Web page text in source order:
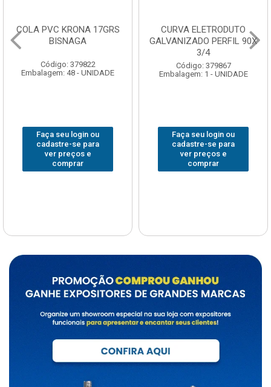
COLA PVC KRONA 17GRS
BISNAGA
Código: 379822
Embalagem: 48 - UNIDADE
Faça seu login ou
cadastre-se para
ver preços e
comprar
CURVA ELETRODUTO
GALVANIZADO PERFIL 90X
3/4
Código: 379867
Embalagem: 1 - UNIDADE
Faça seu login ou
cadastre-se para
ver preços e
comprar